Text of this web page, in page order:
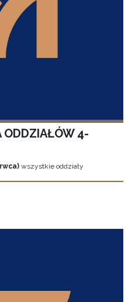
ODDZIAŁÓW 4-
wszystkie oddziały